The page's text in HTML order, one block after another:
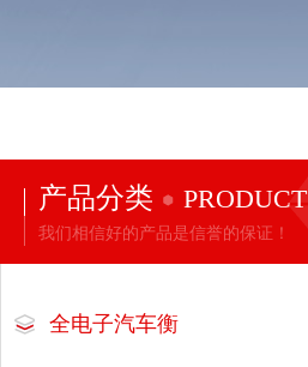
产品分类 PRODUCT
我们相信好的产品是信誉的保证！
全电子汽车衡